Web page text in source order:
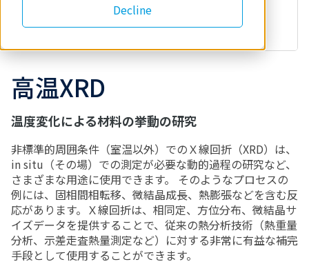
Decline
高温XRD
温度変化による材料の挙動の研究
非標準的周囲条件（室温以外）でのＸ線回折（XRD）は、
in situ（その場）での測定が必要な動的過程の研究など、
さまざまな用途に使用できます。 そのようなプロセスの
例には、固相間相転移、微結晶成長、熱膨張などを含む反
応があります。Ｘ線回折は、相同定、方位分布、微結晶サ
イズデータを提供することで、従来の熱分析技術（熱重量
分析、示差走査熱量測定など）に対する非常に有益な補完
手段として使用することができます。